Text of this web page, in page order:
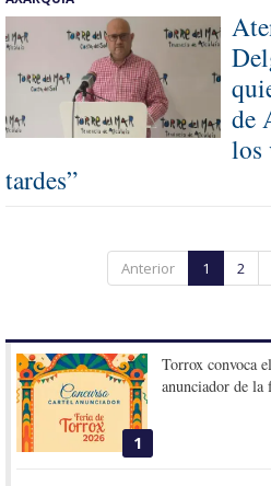
de
los
tardes”
Anterior 1 2
1
Torrox convoca
anunciador de la